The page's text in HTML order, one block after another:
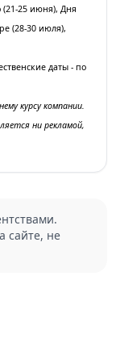
25 июня), Дня
(28-30 июля),
даты - по
курсу компании.
ни рекламой,
сайте, не